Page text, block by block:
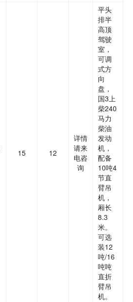
15 12
详情
请来
电咨
询
平头
排半
高顶
驾驶
室，
可调
式方
向
盘，
国3上
柴240
马力
柴油
发动
机，
配备
10吨4
节直
臂吊
机，
厢长
8.3
米。
可选
装12
吨/16
吨吨
直折
臂吊
机。